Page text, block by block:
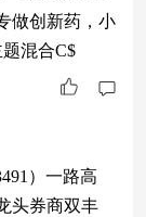
做创新药，小
混合C$
）一路高
头券商双丰